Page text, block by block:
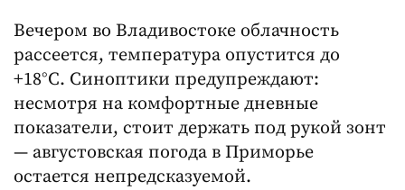
Вечером во Владивостоке облачность
рассеется, температура опустится до
+18°C. Синоптики предупреждают:
несмотря на комфортные дневные
показатели, стоит держать под рукой зонт
— августовская погода в Приморье
остается непредсказуемой.